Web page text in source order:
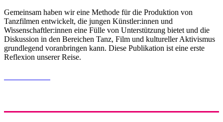
Gemeinsam haben wir eine Methode für die Produktion von
Tanzfilmen entwickelt, die jungen Künstler:innen und
Wissenschaftler:innen eine Fülle von Unterstützung bietet und die
Diskussion in den Bereichen Tanz, Film und kultureller Aktivismus
grundlegend voranbringen kann. Diese Publikation ist eine erste
Reflexion unserer Reise.